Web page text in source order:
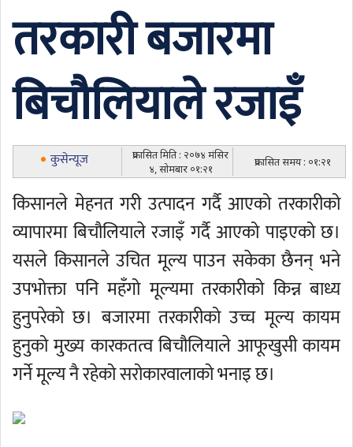
तरकारी बजारमा
बिचौलियाले रजाइँ
कुसेन्यूज
प्रकासित मिति : २०७४ मंसिर
४, सोमबार ०१:२१
प्रकासित समय : ०१:२१
किसानले मेहनत गरी उत्पादन गर्दै आएको तरकारीको
व्यापारमा बिचौलियाले रजाइँ गर्दै आएको पाइएको छ।
यसले किसानले उचित मूल्य पाउन सकेका छैनन् भने
उपभोक्ता पनि महँगो मूल्यमा तरकारीको किन्न बाध्य
हुनुपरेको छ। बजारमा तरकारीको उच्च मूल्य कायम
हुनुको मुख्य कारकतत्व बिचौलियाले आफूखुसी कायम
गर्ने मूल्य नै रहेको सरोकारवालाको भनाइ छ।